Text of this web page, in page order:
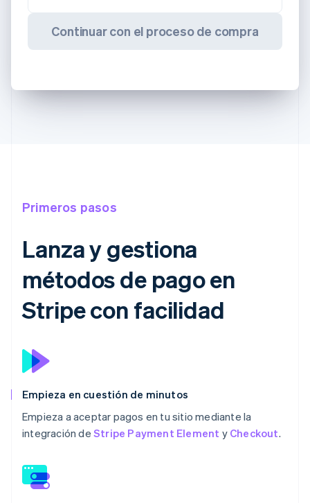
Continuar con el proceso de compra
Primeros pasos
Lanza y gestiona
métodos de pago en
Stripe con facilidad
Empieza en cuestión de minutos
Empieza a aceptar pagos en tu sitio mediante la
integración de Stripe Payment Element y Checkout.